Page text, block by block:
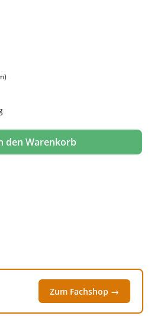
oder benutze die Schaltflächen um die
den Warenkorb
Zum Fachshop →